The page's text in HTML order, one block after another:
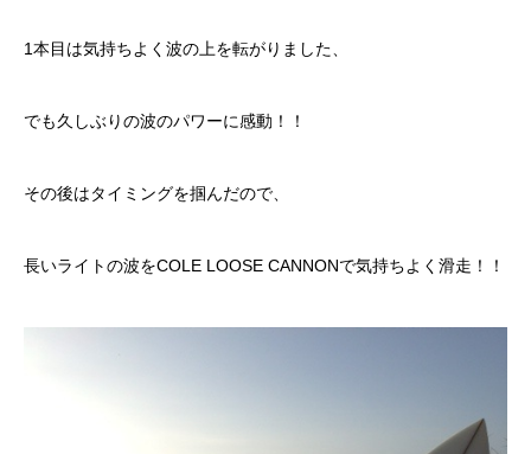
1本目は気持ちよく波の上を転がりました、
でも久しぶりの波のパワーに感動！！
その後はタイミングを掴んだので、
長いライトの波をCOLE LOOSE CANNONで気持ちよく滑走！！